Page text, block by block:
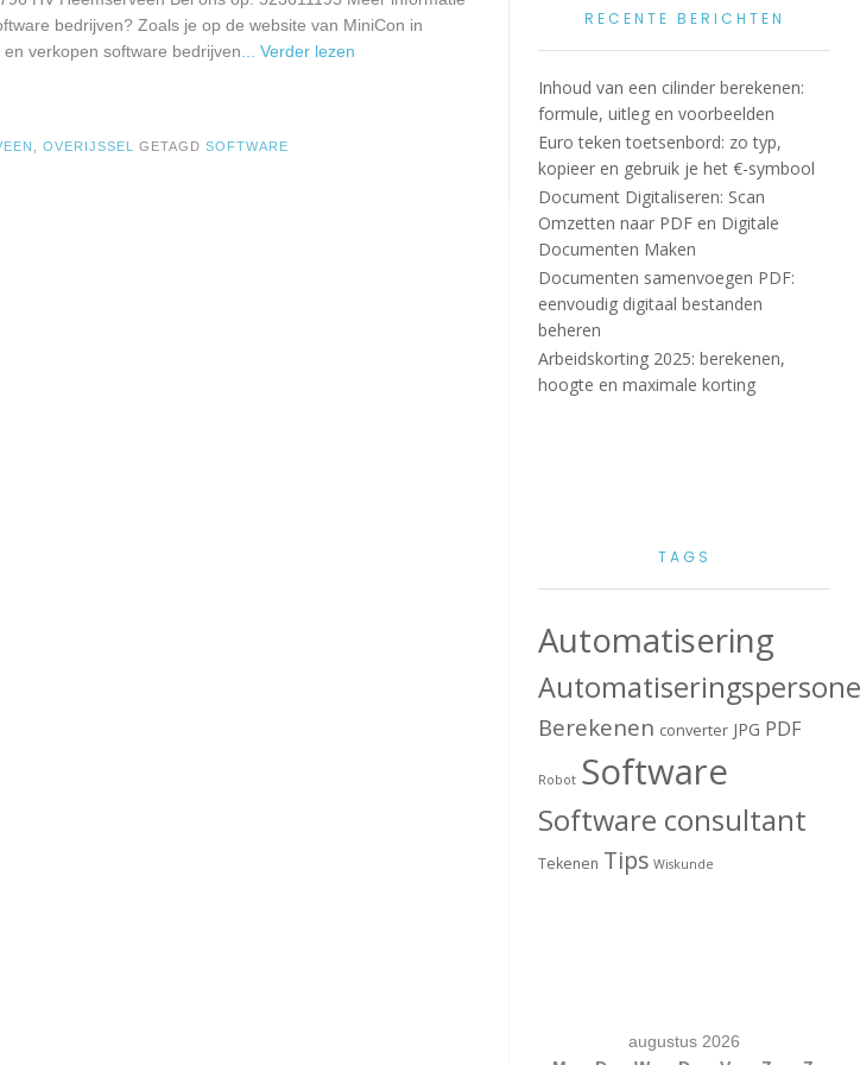
bedrijven? Zoals je op de website van MiniCon in
verkopen software bedrijven ... Verder lezen
,OVERIJSSEL GETAGDSOFTWARE
RECENTE BERICHTEN
Inhoud van een cilinder berekenen:
formule, uitleg en voorbeelden
Euro teken toetsenbord: zo typ,
kopieer en gebruik je het €-symbool
Document Digitaliseren: Scan
Omzetten naar PDF en Digitale
Documenten Maken
Documenten samenvoegen PDF:
eenvoudig digitaal bestanden
beheren
Arbeidskorting 2025: berekenen,
hoogte en maximale korting
TAGS
Automatisering
Berekenen converter JPG PDF
Robot Software
Software consultant
Tekenen Tips Wiskunde
augustus 2026